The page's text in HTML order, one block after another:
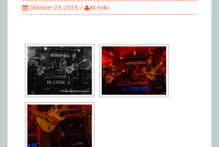
Oktober 23, 2016 Kt-tobi